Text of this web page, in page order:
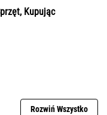
Kupując
Rozwiń Wszystko